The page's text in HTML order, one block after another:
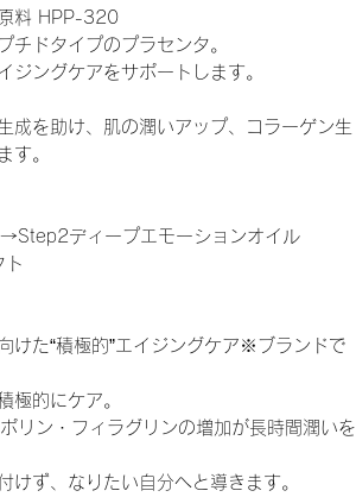
料 HPP-320
チドタイプのプラセンタ。
ジングケアをサポートします。
成を助け、肌の潤いアップ、コラーゲン生
す。
ディープエモーションオイル
けた“積極的”エイジングケア※ブランドで
極的にケア。
リン・フィラグリンの増加が長時間潤いを
けず、なりたい自分へと導きます。